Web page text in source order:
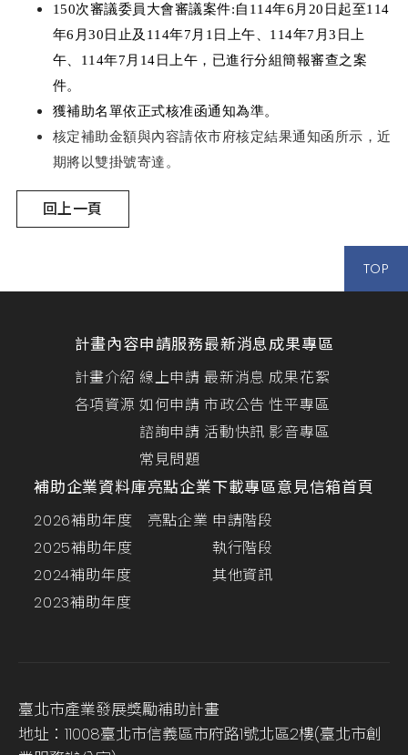
150次審議委員大會審議案件:自 114年6 月 20 日起至114
年6 月30 日止及 114年7 月 1 日上午、 114年7 月3 日上
午、 114年7 月 14 日上午，已進行分組簡報審查之案
件。
獲補助名單依正式核准函通知為準。
核定補助金額與內容請依市府核定結果通知函所示，近
期將以雙掛號寄達。
回上一頁
TOP
計畫內容
計畫介紹
各項資源
申請服務
線上申請
如何申請
諮詢申請
常見問題
最新消息
最新消息
市政公告
活動快訊
成果專區
成果花絮
性平專區
影音專區
補助企業資料庫
2026補助年度
2025補助年度
2024補助年度
2023補助年度
亮點企業
亮點企業
下載專區
申請階段
執行階段
其他資訊
意見信箱首頁
臺北市產業發展獎勵補助計畫
地址：11008臺北市信義區市府路1號北區2樓(臺北市創